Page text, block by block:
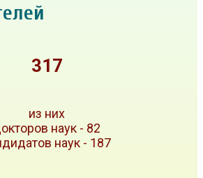
317
из них
наук - 82
наук - 187